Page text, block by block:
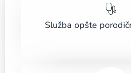
Služba opšte